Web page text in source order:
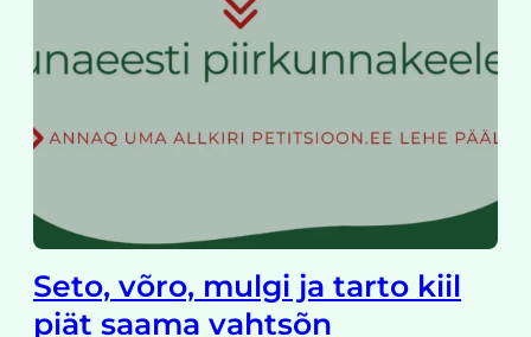
Seto, võro, mulgi ja tarto kiil
piät saama vahtsõn